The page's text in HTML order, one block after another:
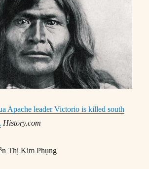
Apache leader Victorio is killed south
History.com
Thị Kim Phụng